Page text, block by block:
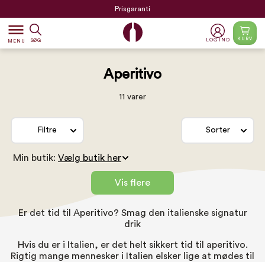
Prisgaranti
dehaze
MENU SØG LOG IND KURV
Aperitivo
11 varer
Filtre Sorter
Min butik:
Vis flere
Er det tid til Aperitivo? Smag den italienske signatur
drik
Hvis du er i Italien, er det helt sikkert tid til aperitivo.
Rigtig mange mennesker i Italien elsker lige at mødes til